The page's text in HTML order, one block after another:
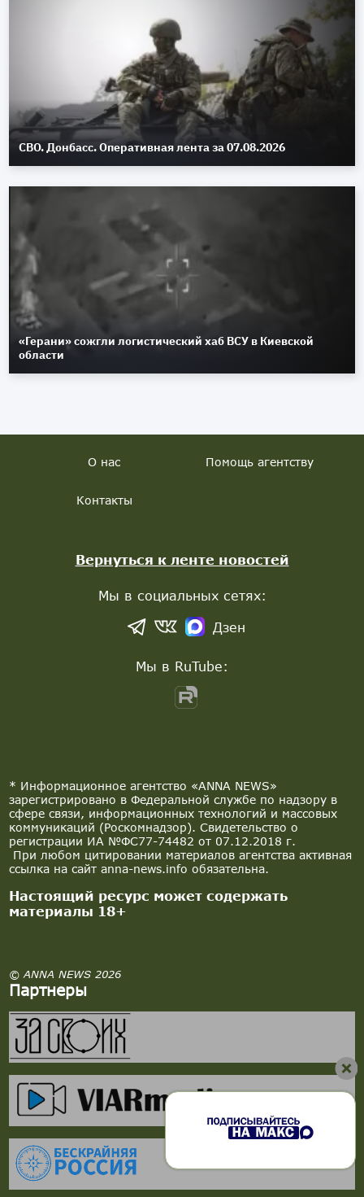
СВО. Донбасс. Оперативная лента за 07.08.2026
«Герани» сожгли логистический хаб ВСУ в Киевской
области
* Информационное агентство «ANNA NEWS»
зарегистрировано в Федеральной службе по надзору в
сфере связи, информационных технологий и массовых
коммуникаций (Роскомнадзор). Свидетельство о
регистрации ИА №ФС77-74482 от 07.12.2018 г.
При любом цитировании материалов агентства активная
ссылка на сайт anna-news.info обязательна.
Настоящий ресурс может содержать
материалы 18+
© ANNA NEWS 2026
Партнеры
О нас Помощь агентству
Контакты
Вернуться к ленте новостей
Мы в социальных сетях:
Дзен
Мы в RuTube: